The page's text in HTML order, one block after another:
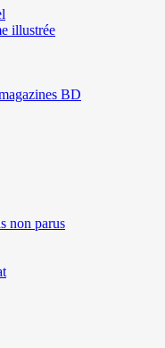
illustrée
BD
non parus